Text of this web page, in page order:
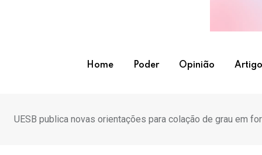
Home Poder Opinião
UESB publica novas orientações para colação de grau em